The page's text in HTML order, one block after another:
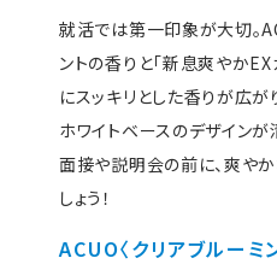
就活では第一印象が大切。
ントの香りと「新息爽やかEX
にスッキリ とした香りが広が
ホワイトベースのデザインが
面接や説明会の前に、爽や
しょう！
ACUO〈クリアブルーミ